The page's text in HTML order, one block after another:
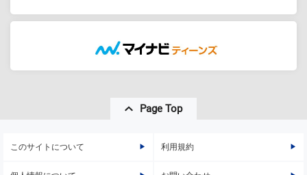
Page Top
このサイトについて 利用規約